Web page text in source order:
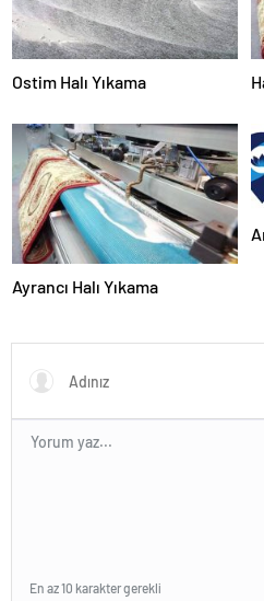
Ostim Halı Yıkama
Ayrancı Halı Yıkama
En az 10 karakter gerekli